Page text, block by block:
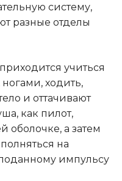
систему,
разные отделы
учиться
ходить,
и оттачивают
как пилот,
оболочке, а затем
на
импульсу